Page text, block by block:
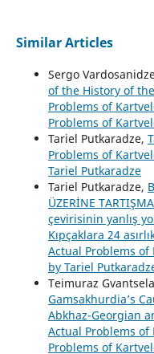
Similar Articles
Sergo
of the History of
Problems of
Problems of
Tariel Putkaradze,
Problems of
Tariel Putkaradze
Tariel Putkaradze,
ÜZERİNE
çevirisinin yanlış
Kıpçaklara 24
Actual Problems of
by Tariel
Teimuraz
Gamsakhurdia’s
Abkhaz-Georgian
Actual Problems of
Problems of